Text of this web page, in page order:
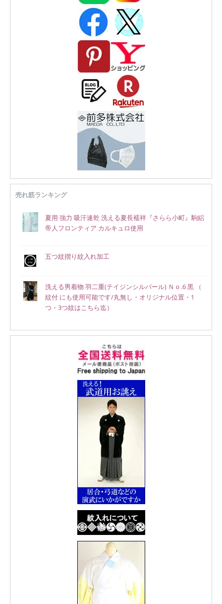
売れ筋ランキング
夏用 強力 吸汗速乾 洗える夏長襦袢『さらら小町』駒絽
帝人フロンティア カルキュロ使用
五つ紋摺り紋入れ加工
洗える男着物 羽二重(テイジンシルパール) Ｎｏ.6 黒 （
紋付 にも使用可能です/丸無し・オリジナル位置・1
つ・3つ紋はこちら迄）